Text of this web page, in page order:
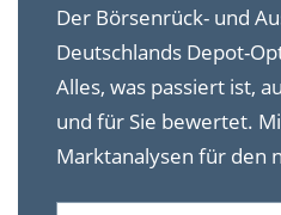
Der Börsenrück- und
Deutschlands Depot-
Alles, was passiert ist,
und für Sie bewertet.
Marktanalysen für den